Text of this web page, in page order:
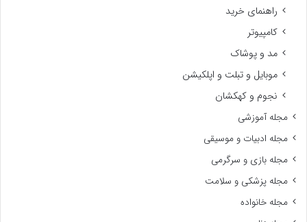
راهنمای خرید
کامپیوتر
مد و پوشاک
موبایل و تبلت و اپلکیشن
نجوم و کهکشان
مجله آموزشی
مجله ادبیات و موسیقی
مجله بازی و سرگرمی
مجله پزشکی و سلامت
مجله خانواده